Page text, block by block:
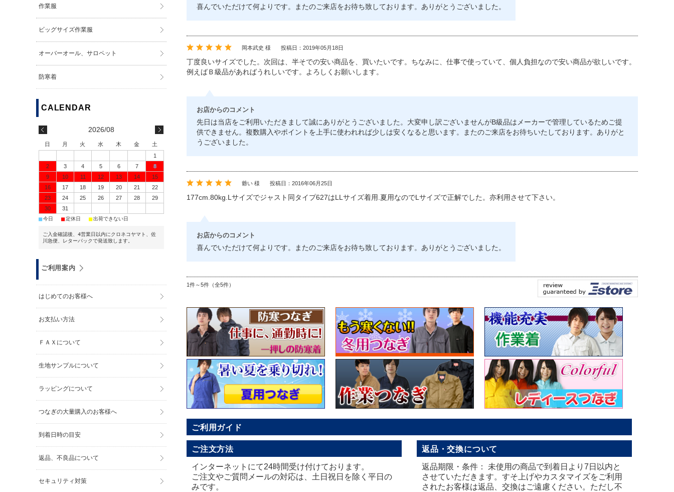
喜んでいただけて何よりです。またのご来店をお待ち致しております。ありがとうございました。
岡本武史 様 投稿日：2019年05月18日
丁度良いサイズでした。次回は、半そでの安い商品を、買いたいです。ちなみに、仕事で使っていて、個人負担なので安い商品が欲しいです。
例えばＢ級品があればうれしいです。よろしくお願いします。
お店からのコメント
先日は当店をご利用いただきまして誠にありがとうございました。大変申し訳ございませんがB級品はメーカーで管理しているためご提
供できません。複数購入やポイントを上手に使われれば少しは安くなると思います。またのご来店をお待ちいたしております。ありがと
うございました。
爺い 様 投稿日：2016年06月25日
177cm.80kg.Lサイズでジャスト同タイプ627はLLサイズ着用.夏用なのでLサイズで正解でした。亦利用させて下さい。
お店からのコメント
喜んでいただけて何よりです。またのご来店をお待ち致しております。ありがとうございました。
1件～5件（全5件）
ご利用ガイド
ご注文方法
インターネットにて24時間受け付けております。
ご注文やご質問メールの対応は、土日祝日を除く平日の
みです。
返品・交換について
返品期限・条件： 未使用の商品で到着日より7日以内と
させていただきます。すそ上げやカスタマイズをご利用
されたお客様は返品、交換はご遠慮ください。ただし不
作業服
ビッグサイズ作業服
オーバーオール、サロペット
防寒着
2026/08
日 月 火 水 木 金
土
1
2
3 4 5 6 7
8
9
10 11 12 13 14
15
16
17 18 19 20 21
22
23
24 25 26 27 28
29
30
31
■今日 ■定休日 ■出荷できない日
ご入金確認後、4営業日以内にクロネコヤマト、佐
川急便、レターパックで発送致します。
ご利用案内
はじめてのお客様へ
お支払い方法
ＦＡＸについて
生地サンプルについて
ラッピングについて
つなぎの大量購入のお客様へ
到着日時の目安
返品、不良品について
セキュリティ対策